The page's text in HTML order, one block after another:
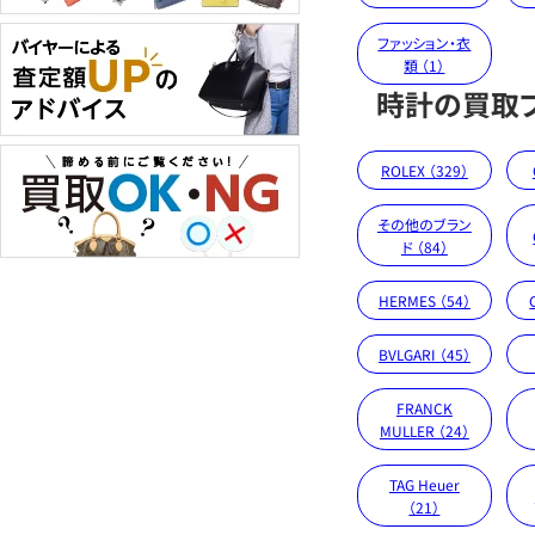
ファッション・衣
類 （1）
時計の買取
ROLEX （329）
その他のブラン
ド （84）
HERMES （54）
BVLGARI （45）
FRANCK
MULLER （24）
TAG Heuer
（21）